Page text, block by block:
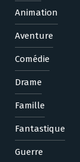
Animation
Aventure
Comédie
Drame
Famille
Fantastique
Guerre